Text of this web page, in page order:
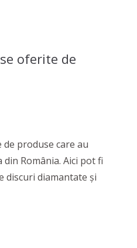
oferite de
produse care au
România. Aici pot fi
discuri diamantate și